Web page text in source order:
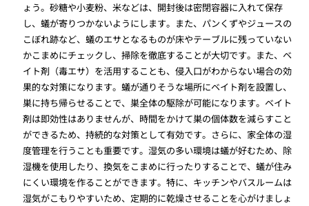
ょう。砂糖や小麦粉、米などは、開封後は密閉容器に入れて保存
し、蟻が寄りつかないようにします。また、パンくずやジュースの
こぼれ跡など、蟻のエサとなるものが床やテーブルに残っていない
かこまめにチェックし、掃除を徹底することが大切です。また、ベ
イト剤（毒エサ）を活用することも、侵入口がわからない場合の効
果的な対策になります。蟻が通りそうな場所にベイト剤を設置し、
巣に持ち帰らせることで、巣全体の駆除が可能になります。ベイト
剤は即効性はありませんが、時間をかけて巣の個体数を減らすこと
ができるため、持続的な対策として有効です。さらに、家全体の湿
度管理を行うことも重要です。湿気の多い環境は蟻が好むため、除
湿機を使用したり、換気をこまめに行ったりすることで、蟻が住み
にくい環境を作ることができます。特に、キッチンやバスルームは
湿気がこもりやすいため、定期的に乾燥させることを心がけましょ